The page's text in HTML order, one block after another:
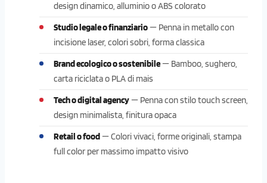
design dinamico, alluminio o ABS colorato
Studio legale o finanziario— Penna in metallo con
incisione laser, colori sobri, forma classica
Brand ecologico o sostenibile— Bamboo, sughero,
carta riciclata o PLA di mais
Tech o digital agency— Penna con stilo touch screen,
design minimalista, finitura opaca
Retail o food— Colori vivaci, forme originali, stampa
full color per massimo impatto visivo